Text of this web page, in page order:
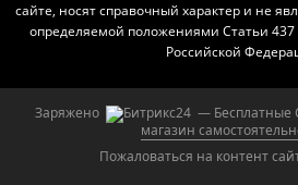
сайте, носят справочный характер и не
определяемой положениями Статьи 437
Российской
Заряжено — Бесплатные
магазин
Пожаловаться на контент